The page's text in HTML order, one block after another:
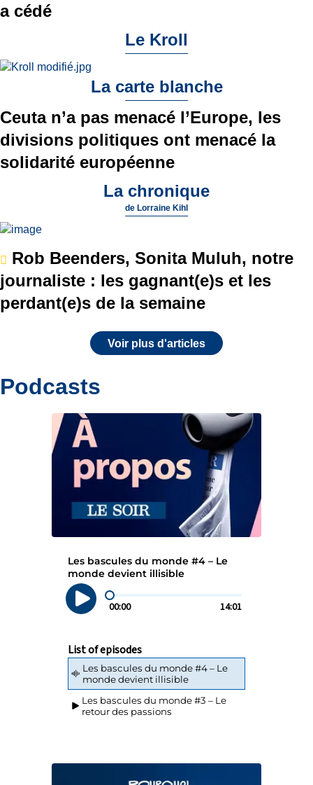
a cédé
Le Kroll
La carte blanche
Ceuta n’a pas menacé l’Europe, les
divisions politiques ont menacé la
solidarité européenne
La chronique
de Lorraine Kihl
Rob Beenders, Sonita Muluh, notre
journaliste : les gagnant(e)s et les
perdant(e)s de la semaine
Voir plus d'articles
Podcasts